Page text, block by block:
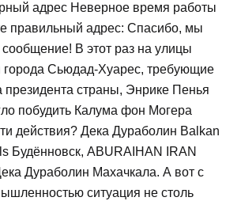
адрес Неверное время работы
правильный адрес: Спасибо, мы
В этот раз на улицы
Сьюдад-Хуарес, требующие
президента страны, Энрике Пенья
побудить Калума фон Могера
действия? Дека Дураболин Balkan
Будённовск, ABURAIHAN IRAN
Дураболин Махачкала. А вот с
ситуация не столь